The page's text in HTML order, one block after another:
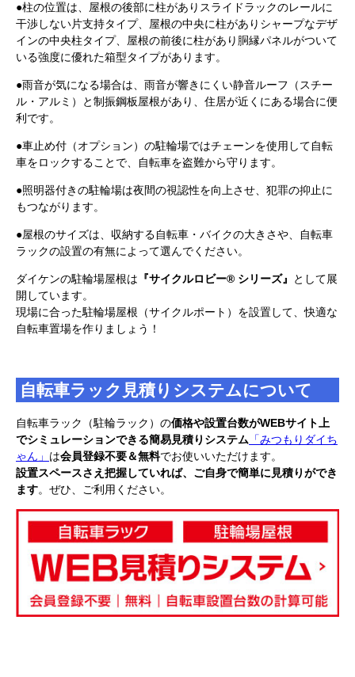
●柱の位置は、屋根の後部に柱がありスライドラックのレールに
干渉しない片支持タイプ、屋根の中央に柱がありシャープなデザ
インの中央柱タイプ、屋根の前後に柱があり胴縁パネルがついて
いる強度に優れた箱型タイプがあります。
●雨音が気になる場合は、雨音が響きにくい静音ルーフ（スチー
ル・アルミ）と制振鋼板屋根があり、住居が近くにある場合に便
利です。
●車止め付（オプション）の駐輪場ではチェーンを使用して自転
車をロックすることで、自転車を盗難から守ります。
●照明器付きの駐輪場は夜間の視認性を向上させ、犯罪の抑止に
もつながります。
●屋根のサイズは、収納する自転車・バイクの大きさや、自転車
ラックの設置の有無によって選んでください。
ダイケンの駐輪場屋根は 『サイクルロビー® シリーズ』
として展
開しています。
現場に合った駐輪場屋根（サイクルポート）を設置して、快適な
自転車置場を作りましょう！
自転車ラック見積りシステムについて
自転車ラック（駐輪ラック）の価格や設置台数がWEBサイト上
でシミュレーションできる簡易見積りシステム 「みつもりダイち
ゃん」 は会員登録不要＆無料でお使いいただけます。
設置スペースさえ把握していれば、ご自身で簡単に見積りができ
ます。ぜひ、ご利用ください。